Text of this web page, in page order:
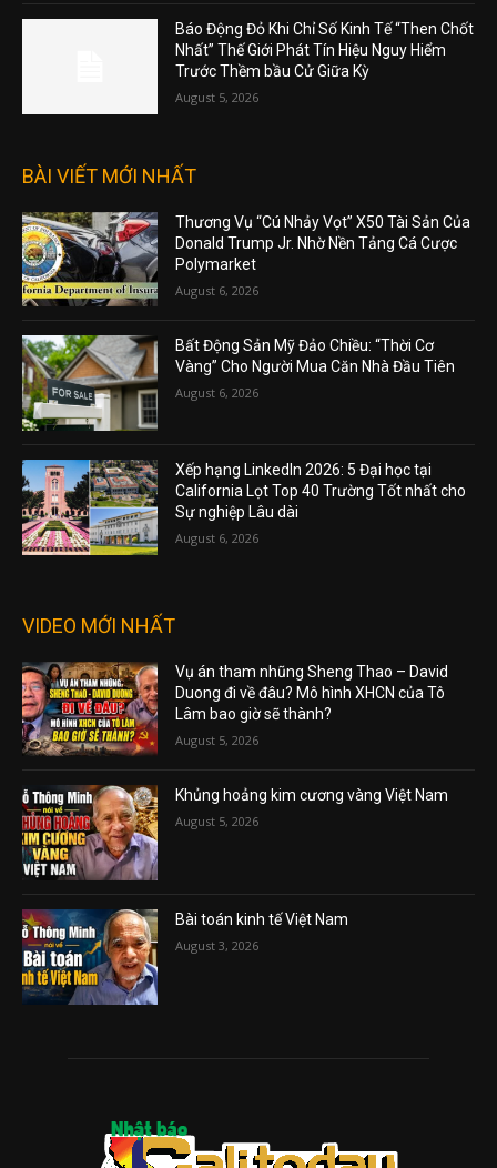
Báo Động Đỏ Khi Chỉ Số Kinh Tế “Then Chốt
Nhất” Thế Giới Phát Tín Hiệu Nguy Hiểm
Trước Thềm bầu Cử Giữa Kỳ
August 5, 2026
BÀI VIẾT MỚI NHẤT
Thương Vụ “Cú Nhảy Vọt” X50 Tài Sản Của
Donald Trump Jr. Nhờ Nền Tảng Cá Cược
Polymarket
August 6, 2026
Bất Động Sản Mỹ Đảo Chiều: “Thời Cơ
Vàng” Cho Người Mua Căn Nhà Đầu Tiên
August 6, 2026
Xếp hạng LinkedIn 2026: 5 Đại học tại
California Lọt Top 40 Trường Tốt nhất cho
Sự nghiệp Lâu dài
August 6, 2026
VIDEO MỚI NHẤT
Vụ án tham nhũng Sheng Thao – David
Duong đi về đâu? Mô hình XHCN của Tô
Lâm bao giờ sẽ thành?
August 5, 2026
Khủng hoảng kim cương vàng Việt Nam
August 5, 2026
Bài toán kinh tế Việt Nam
August 3, 2026